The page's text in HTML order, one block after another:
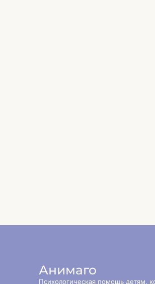
Анимаго
Психологическая помощь детям,